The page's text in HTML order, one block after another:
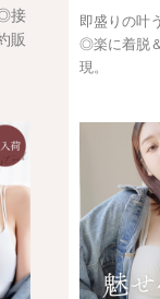
接
販
即盛りの叶
◎楽に着脱
現。